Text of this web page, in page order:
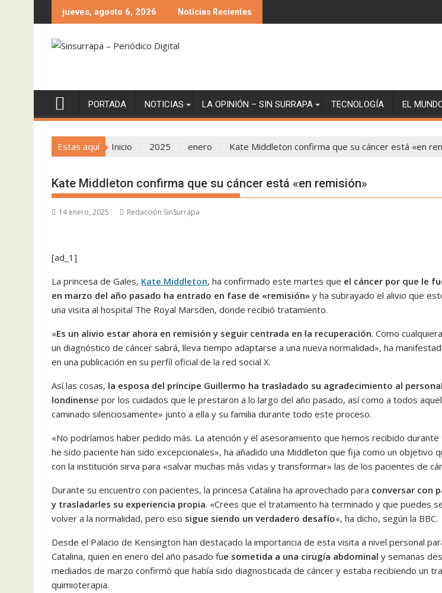
al
jueves, agosto 6, 2026 Noticias Recientes
PORTADA NOTICIAS LA OPINIÓN – SIN SURRAPA TECNOLOGÍA EL
Estas aquí Inicio 2025 enero Kate Middleton confirma que su cáncer está «en
Kate Middleton confirma que su cáncer está «en remisión»
14 enero, 2025 Redacción SinSurrapa
[ad_1]
La princesa de Gales, Kate Middleton, ha confirmado este martes que el cáncer por que le
en marzo del año pasado ha entrado en fase de «remisión» y ha subrayado el alivio que
una visita al hospital The Royal Marsden, donde recibió tratamiento.
«Es un alivio estar ahora en remisión y seguir centrada en la recuperación. Como
un diagnóstico de cáncer sabrá, lleva tiempo adaptarse a una nueva normalidad», ha
en una publicación en su perfil oficial de la red social X.
Así las cosas, la esposa del príncipe Guillermo ha trasladado su agradecimiento al
londinense por los cuidados que le prestaron a lo largo del año pasado, así como a todos
caminado silenciosamente» junto a ella y su familia durante todo este proceso.
«No podríamos haber pedido más. La atención y el asesoramiento que hemos recibido
he sido paciente han sido excepcionales», ha añadido una Middleton que fija como un objetivo
con la institución sirva para «salvar muchas más vidas y transformar» las de los pacientes de
Durante su encuentro con pacientes, la princesa Catalina ha aprovechado para conversar con
y trasladarles su experiencia propia. «Crees que el tratamiento ha terminado y que puedes
volver a la normalidad, pero eso sigue siendo un verdadero desafío«, ha dicho, según la BBC.
Desde el Palacio de Kensington han destacado la importancia de esta visita a nivel personal
Catalina, quien en enero del año pasado fue sometida a una cirugía abdominal y semanas
mediados de marzo confirmó que había sido diagnosticada de cáncer y estaba recibiendo un
quimioterapia.